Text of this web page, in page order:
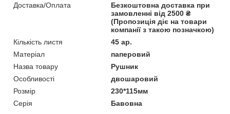
Доставка/Оплата
Безкоштовна доставка при
замовленні від 2500 ₴
(Пропозиція діє на товари
компанії з такою позначкою)
Кількість листя
45 ар.
Матеріал
паперовий
Назва товару
Рушник
Особливості
двошаровий
Розмір
230*115мм
Серія
Бавовна